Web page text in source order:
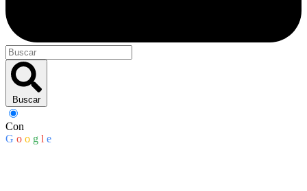
Buscar
Con
G o o g l e